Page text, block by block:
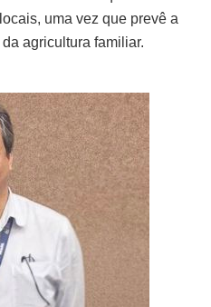
uma vez que prevê a
agricultura familiar.